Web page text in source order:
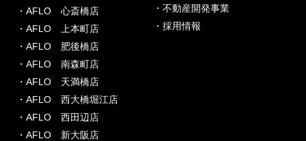
・AFLO 心斎橋店
・AFLO 上本町店
・AFLO 肥後橋店
・AFLO 南森町店
・AFLO 天満橋店
・AFLO 西大橋堀江店
・AFLO 西田辺店
・AFLO 新大阪店
・不動産開発事業
・採用情報